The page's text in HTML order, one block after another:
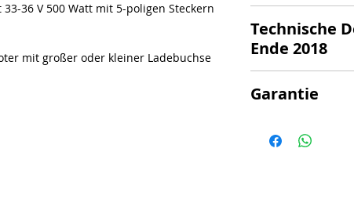
36 V 500 Watt mit 5-poligen Steckern
mit großer oder kleiner Ladebuchse
Maße (ohne
Passend für
Produktion
Maße (ohne
Technische
Ende 2018
Passend für den
Leistung: 33V -
Garantie
kann keine